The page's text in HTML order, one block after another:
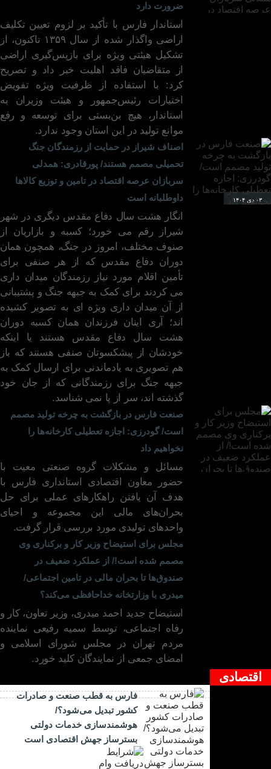
ضرورت دارد
استاندار فارس با تأکید بر لزوم تعیین تکلیف
اراضی واگذار شده از سال ۱۳۵۹ تاکنون، از
تشکیل هیئتی ویژه برای بازپس‌گیری اراضی
از متقاضیان فاقد اهلیت خبر داد و تصریح
کرد: با استفاده از ظرفیت ویژه تفویض
اختیارات رئیس‌جمهور و هیئت وزیران به
استاندار، هیچ بن‌بستی برای توسعه و رفع
موانع تولید در این استان وجود ندارد.
اصناف شیراز در حمایت از رزمندگان جنگ
تحمیلی مصمم هستند/ پورقادری: همدلی
سربازان عرصه اقتصاد در تامین و توزیع کالاها
داوطلبانه است
انگار هشت سال دفاع مقدس دیگری در شهر
شیراز رقم می خورد؛ کسبه و بازاریان از
صنوف مختلف، امروز در جنگ، همچون همان
دوران دفاع مقدس که از هر صنفی برای
تأمین اقلام مورد نیاز رزمندگان میدان داری
می کردند برای کمک به جبهه جنگ و پشتیبانی
از آن میدان داری ویژه ای به تصویر کشیده
اند؛ آری اینان فرزندان همان کسبه دوران
هشت سال دفاع مقدس هستند یا اینکه
خودشان از پیشکسوتان صنفی هستند که باز
هم تصویری به یادماندنی برای ارسال کمک به
جبهه جنگ برای رزمندگانی که از جان خود
گذشته اند، سر از پا نمی شناسد.
۰۳ دی ۱۴۰۴
صنعت فارس در بازگشت به چرخه تولید مصمم
است/ گودرزی: اجازه تعطیلی کارخانه‌ها را
نخواهیم داد
مسائل و مشکلات گروه صنعتی معیت با
حضور معاون اقتصادی استانداری فارس با
هدف آن یافتن راهکارهای عملی برای حل
بحران‌های مالی این مجموعه و احیای
واحدهای تولیدی مورد بررسی قرار گرفت.
مجلس برای استیضاح وزیر کار و برکناری وی
مصمم شده است!/ از عملکرد ضعیف در
صندوق‌ها تا بحران مالی در تامین اجتماعی/
میدری با وزارتخانه خداحافظی می‌کند؟
استیضاح جدید احمد میدری، وزیر تعاون، کار و
رفاه اجتماعی، توسط سمیه رفیعی نماینده
مردم تهران در مجلس شورای اسلامی و
امضای جمعی از نمایندگان کلید خورد.
اقتصادی
فارس به قطب صنعت و صادرات
کشور تبدیل می‌شود؟/
هوشمندسازی خدمات دولتی
بسترساز جهش اقتصادی است